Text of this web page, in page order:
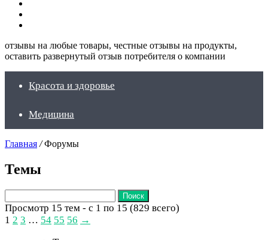
отзывы на любые товары, честные отзывы на продукты,
оставить развернутый отзыв потребителя о компании
Красота и здоровье
Медицина
Главная / Форумы
Темы
Просмотр 15 тем - с 1 по 15 (829 всего)
1 2 3 … 54 55 56 →